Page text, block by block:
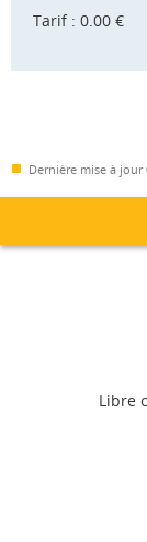
Tarif : 0.00 €
Dernière mise à jour
Libre